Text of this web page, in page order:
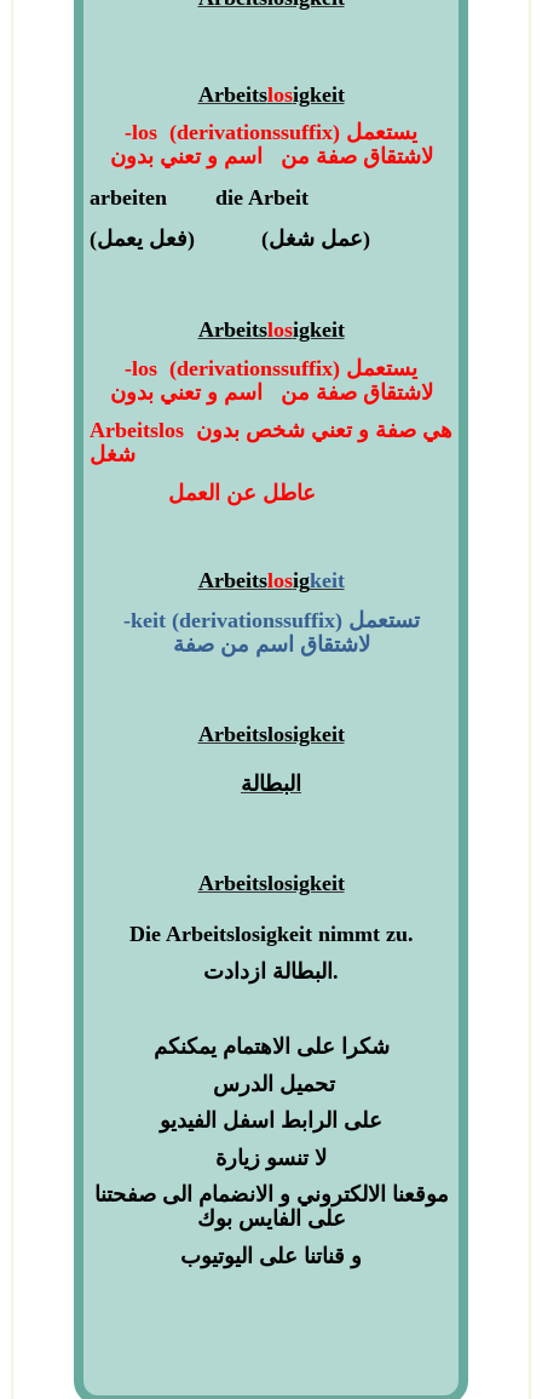
Arbeitslosigkeit
-los (derivationssuffix) يستعمل
لاشتقاق صفة من اسم و تعني بدون
arbeiten die Arbeit
(فعل يعمل) (عمل شغل)
Arbeitslosigkeit
-los (derivationssuffix) يستعمل
لاشتقاق صفة من اسم و تعني بدون
Arbeitslos
شغل
Arbeitslosigkeit
-keit(derivationssuffix) تستعمل
لاشتقاق اسم من صفة
Arbeitslosigkeit
البطالة
Arbeitslosigkeit
Die Arbeitslosigkeitnimmt zu.
البطالة ازدادت.
شكرا على الاهتمام يمكنكم
تحميل الدرس
على الرابط اسفل الفيديو
لاتنسو زيارة
موقعنا الالكتروني و الانضمام الى صفحتنا
على الفايس بوك
و قناتنا على اليوتيوب